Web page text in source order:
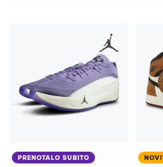
PRENOTALO SUBITO